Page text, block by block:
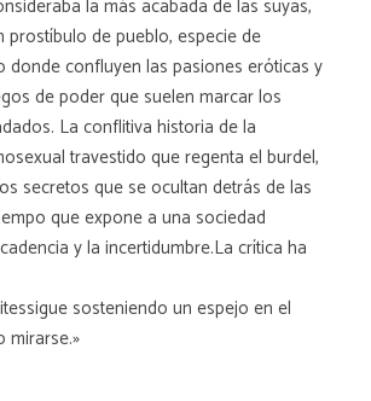
la más acabada de las suyas,
prostíbulo de pueblo, especie de
donde confluyen las pasiones eróticas y
de poder que suelen marcar los
La conflitiva historia de la
travestido que regenta el burdel,
secretos que se ocultan detrás de las
que expone a una sociedad
y la incertidumbre.La crítica ha
sosteniendo un espejo en el
mirarse.»